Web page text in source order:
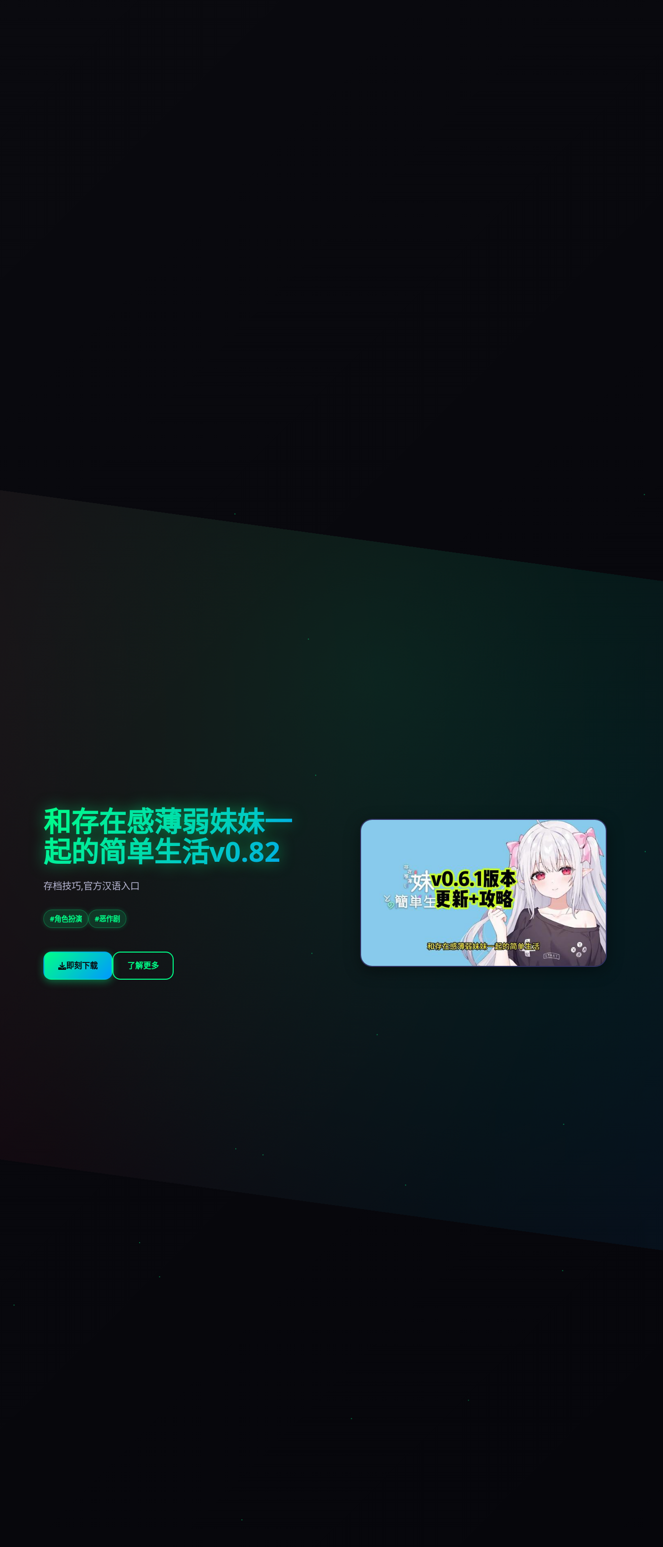
和存在感薄弱妹妹一
起的简单生活v0.82
存档技巧,官方汉语入口
#角色扮演 #恶作剧
即刻下载 了解更多